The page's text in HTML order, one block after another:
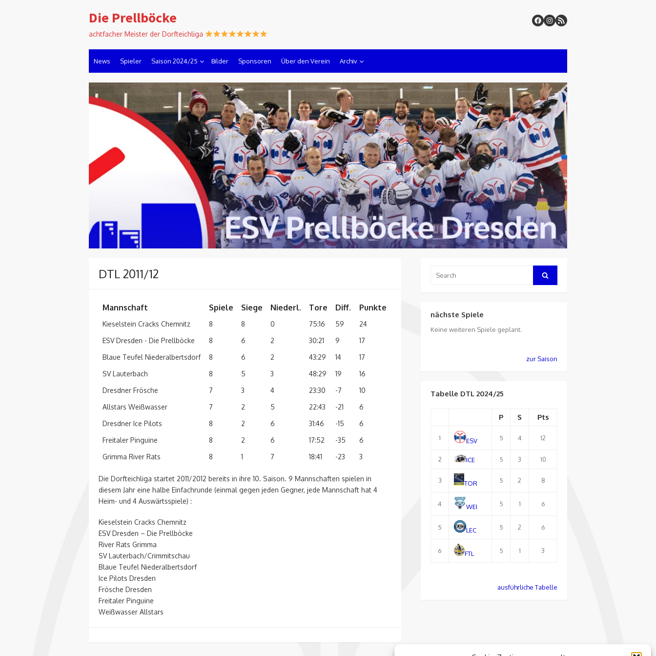
to
Die Prellböcke
achtfacher Meister der Dorfteichliga
News Spieler Saison 2024/25 Bilder Sponsoren Über den Verein Archiv
DTL 2011/12
Mannschaft Spiele Siege Niederl. Tore Diff. Punkte
Kieselstein Cracks Chemnitz 8 8 0 75:16 59
24
ESV Dresden - Die Prellböcke
8 6 2 30:21 9
17
Blaue Teufel Niederalbertsdorf
8 6 2 43:29 14
17
SV Lauterbach
8 5 3 48:29 19
16
Dresdner Frösche
7 3 4 23:30 -7
10
Allstars Weißwasser
7 2 5 22:43 -21
6
Dresdner Ice Pilots
8 2 6 31:46 -15
6
Freitaler Pinguine
8 2 6 17:52 -35
6
Grimma River Rats
8 1 7 18:41 -23 3
Die Dorfteichliga startet 2011/2012 bereits in ihre 10. Saison. 9 Mannschaften spielen in
diesem Jahr eine halbe Einfachrunde (einmal gegen jeden Gegner, jede Mannschaft hat 4
Heim- und 4 Auswärtsspiele) :
Kieselstein Cracks Chemnitz
ESV Dresden – Die Prellböcke
River Rats Grimma
SV Lauterbach/Crimmitschau
Blaue Teufel Niederalbertsdorf
Ice Pilots Dresden
Frösche Dresden
Freitaler Pinguine
Weißwasser Allstars
for:
Search
nächste Spiele
Keine weiteren Spiele geplant.
zur Saison
Tabelle DTL 2024/25
P S Pts
1 ESV 5 4 12
2 ICE 5 3 10
3 TOR 5 2 8
4 WEI 5 1 6
5 LEC 5 2 6
6 FTL 5 1 3
ausführliche Tabelle